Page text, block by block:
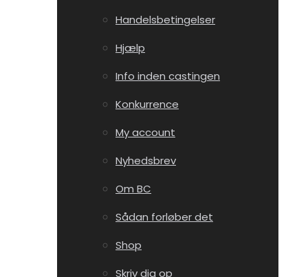
Handelsbetingelser
Hjælp
Info inden castingen
Konkurrence
My account
Nyhedsbrev
Om BC
Sådan forløber det
Shop
Skriv dig op